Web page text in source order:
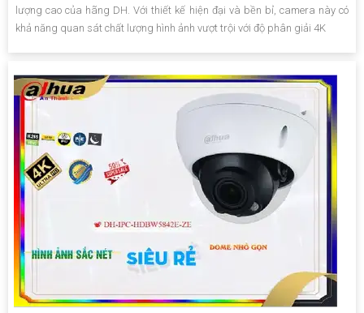
lượng cao của hãng DH. Với thiết kế hiện đại và bền bỉ, camera này có
khả năng quan sát chất lượng hình ảnh vượt trội với độ phân giải 4K